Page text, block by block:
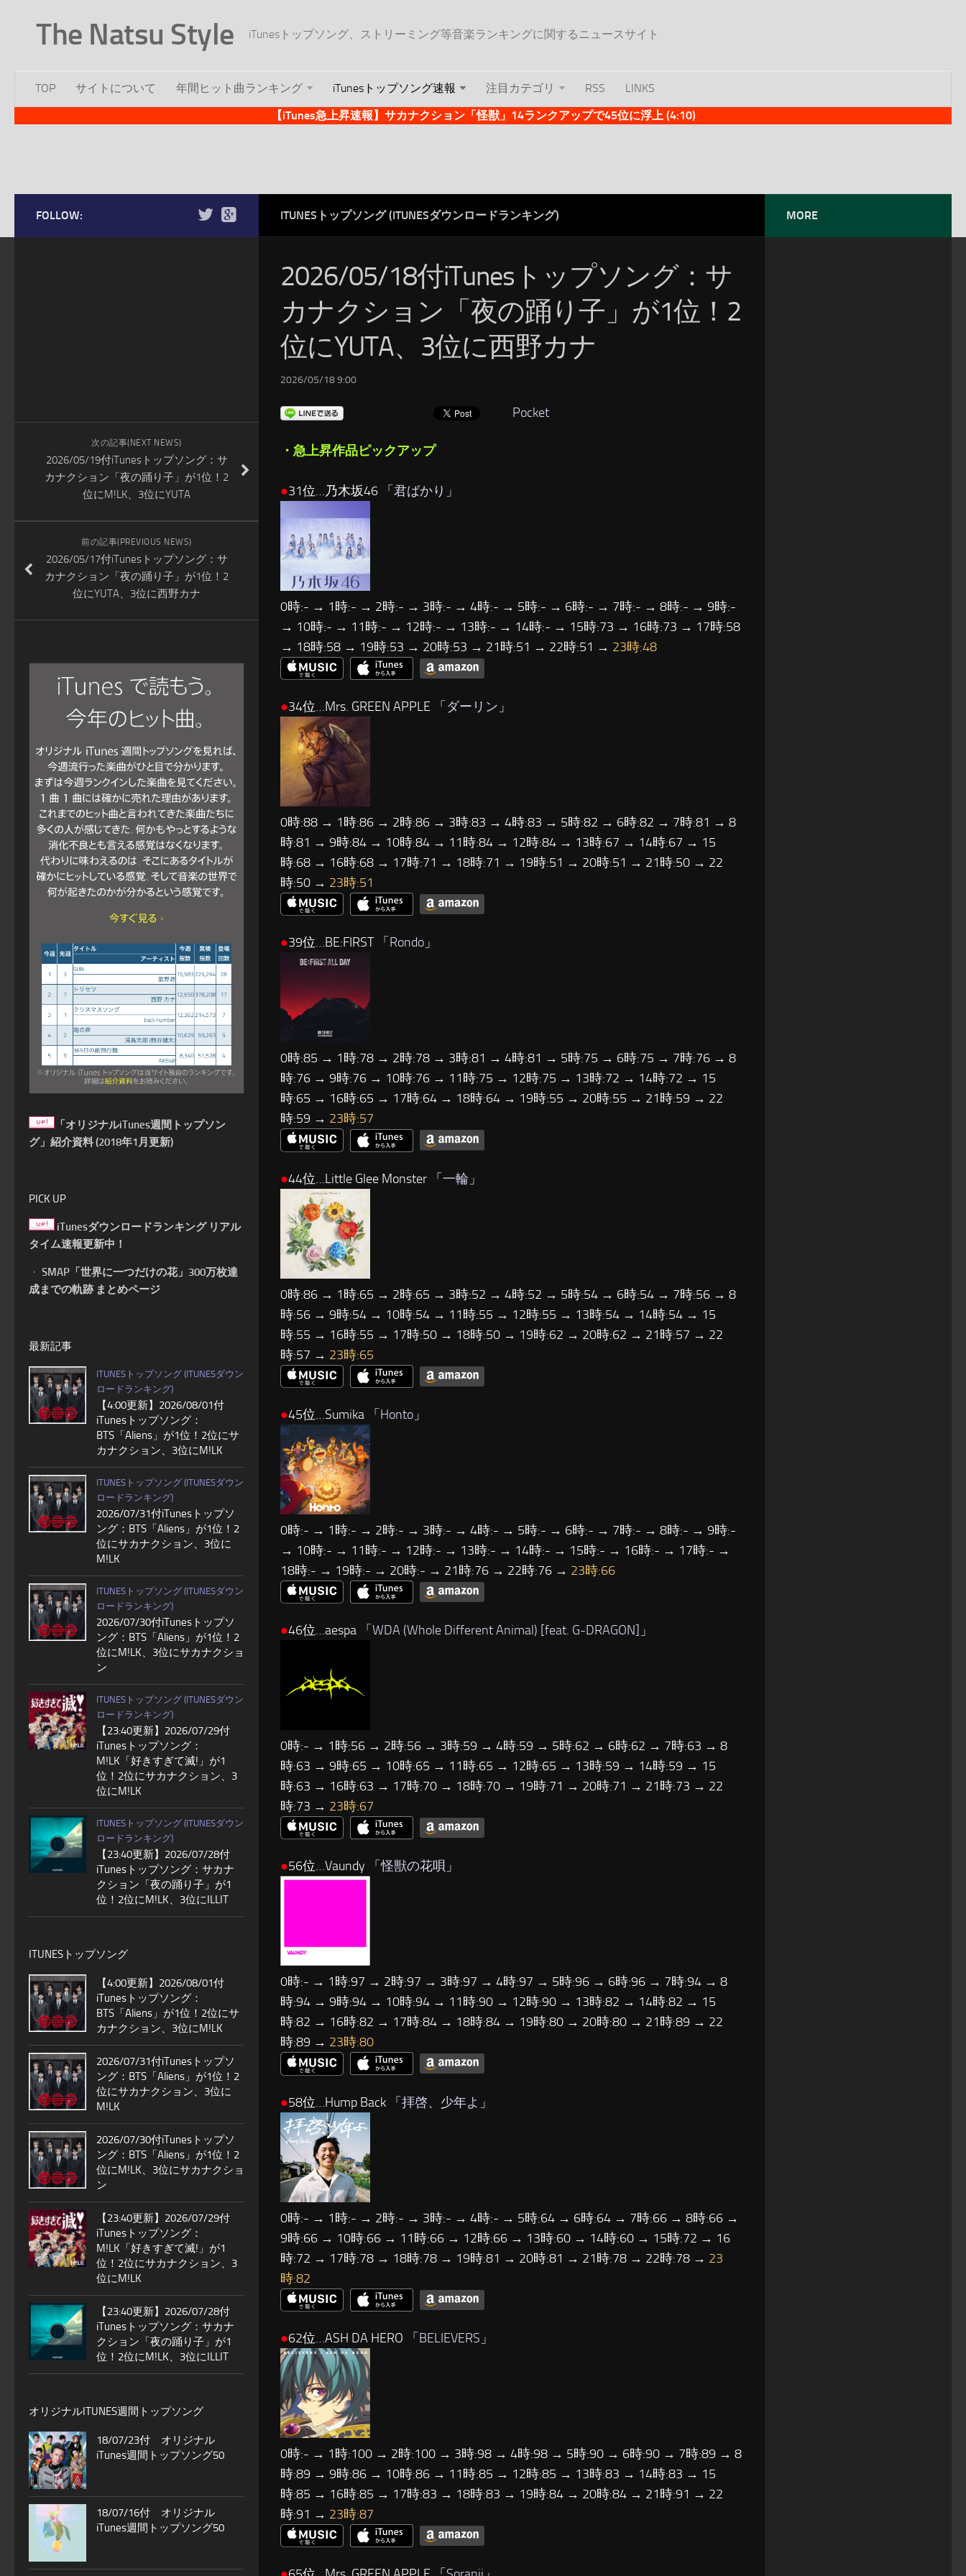
The Natsu Style iTunesトップソング、ストリーミング等音楽ランキングに関するニュースサイト
TOP サイトについて 年間ヒット曲ランキング iTunesトップソング速報 注目カテゴリ RSS
LINKS
【iTunes急上昇速報】サカナクション「怪獣」14ランクアップで45位に浮上 (4:10)
ITUNESトップソング (ITUNESダウンロードランキング)
2026/05/18付iTunesトップソング：サ
カナクション「夜の踊り子」が1位！2
位にYUTA、3位に西野カナ
2026/05/18 9:00
Pocket
・急上昇作品ピックアップ
●31位…乃木坂46 「 君ばかり 」
0時:- → 1時:- → 2時:- → 3時:- → 4時:- → 5時:- → 6時:- → 7時:- → 8時:- → 9時:-
→ 10時:- → 11時:- → 12時:- → 13時:- → 14時:- → 15時:73 → 16時:73 → 17時:58
→ 18時:58 → 19時:53 → 20時:53 → 21時:51 → 22時:51 → 23時:48
●34位…Mrs. GREEN APPLE 「 ダーリン 」
0時:88 → 1時:86 → 2時:86 → 3時:83 → 4時:83 → 5時:82 → 6時:82 → 7時:81 → 8
時:81 → 9時:84 → 10時:84 → 11時:84 → 12時:84 → 13時:67 → 14時:67 → 15
時:68 → 16時:68 → 17時:71 → 18時:71 → 19時:51 → 20時:51 → 21時:50 → 22
時:50 → 23時:51
●39位…BE:FIRST 「 Rondo 」
0時:85 → 1時:78 → 2時:78 → 3時:81 → 4時:81 → 5時:75 → 6時:75 → 7時:76 → 8
時:76 → 9時:76 → 10時:76 → 11時:75 → 12時:75 → 13時:72 → 14時:72 → 15
時:65 → 16時:65 → 17時:64 → 18時:64 → 19時:55 → 20時:55 → 21時:59 → 22
時:59 → 23時:57
●44位…Little Glee Monster 「一輪 」
0時:86 → 1時:65 → 2時:65 → 3時:52 → 4時:52 → 5時:54 → 6時:54 → 7時:56 → 8
時:56 → 9時:54 → 10時:54 → 11時:55 → 12時:55 → 13時:54 → 14時:54 → 15
時:55 → 16時:55 → 17時:50 → 18時:50 → 19時:62 → 20時:62 → 21時:57 → 22
時:57 → 23時:65
●45位…Sumika 「 Honto 」
0時:- → 1時:- → 2時:- → 3時:- → 4時:- → 5時:- → 6時:- → 7時:- → 8時:- → 9時:-
→ 10時:- → 11時:- → 12時:- → 13時:- → 14時:- → 15時:- → 16時:- → 17時:- →
18時:- → 19時:- → 20時:- → 21時:76 → 22時:76 → 23時:66
●46位…aespa 「 WDA (Whole Different Animal) [feat. G-DRAGON] 」
0時:- → 1時:56 → 2時:56 → 3時:59 → 4時:59 → 5時:62 → 6時:62 → 7時:63 → 8
時:63 → 9時:65 → 10時:65 → 11時:65 → 12時:65 → 13時:59 → 14時:59 → 15
時:63 → 16時:63 → 17時:70 → 18時:70 → 19時:71 → 20時:71 → 21時:73 → 22
時:73 → 23時:67
●56位…Vaundy 「怪獣の花唄 」
0時:- → 1時:97 → 2時:97 → 3時:97 → 4時:97 → 5時:96 → 6時:96 → 7時:94 → 8
時:94 → 9時:94 → 10時:94 → 11時:90 → 12時:90 → 13時:82 → 14時:82 → 15
時:82 → 16時:82 → 17時:84 → 18時:84 → 19時:80 → 20時:80 → 21時:89 → 22
時:89 → 23時:80
●58位…Hump Back 「拝啓、少年よ 」
0時:- → 1時:- → 2時:- → 3時:- → 4時:- → 5時:64 → 6時:64 → 7時:66 → 8時:66 →
9時:66 → 10時:66 → 11時:66 → 12時:66 → 13時:60 → 14時:60 → 15時:72 → 16
時:72 → 17時:78 → 18時:78 → 19時:81 → 20時:81 → 21時:78 → 22時:78 → 23
時:82
●62位…ASH DA HERO 「 BELIEVERS 」
0時:- → 1時:100 → 2時:100 → 3時:98 → 4時:98 → 5時:90 → 6時:90 → 7時:89 → 8
時:89 → 9時:86 → 10時:86 → 11時:85 → 12時:85 → 13時:83 → 14時:83 → 15
時:85 → 16時:85 → 17時:83 → 18時:83 → 19時:84 → 20時:84 → 21時:91 → 22
時:91 → 23時:87
FOLLOW:
次の記事(NEXT NEWS)
2026/05/19付iTunesトップソング：サ
カナクション「夜の踊り子」が1位！2
位にM!LK、3位にYUTA
前の記事(PREVIOUS NEWS)
2026/05/17付iTunesトップソング：サ
カナクション「夜の踊り子」が1位！2
位にYUTA、3位に西野カナ
「オリジナルiTunes週間トップソン
グ」紹介資料 (2018年1月更新)
PICK UP
iTunesダウンロードランキング リアル
タイム速報更新中！
・ SMAP「世界に一つだけの花」300万枚達
成までの軌跡 まとめページ
最新記事
ITUNESトップソング (ITUNESダウン
ロードランキング)
【4:00更新】2026/08/01付
iTunesトップソング：
BTS「Aliens」が1位！2位にサ
カナクション、3位にM!LK
ITUNESトップソング (ITUNESダウン
ロードランキング)
2026/07/31付iTunesトップソ
ング：BTS「Aliens」が1位！2
位にサカナクション、3位に
M!LK
ITUNESトップソング (ITUNESダウン
ロードランキング)
2026/07/30付iTunesトップソ
ング：BTS「Aliens」が1位！2
位にM!LK、3位にサカナクショ
ン
ITUNESトップソング (ITUNESダウン
ロードランキング)
【23:40更新】2026/07/29付
iTunesトップソング：
M!LK「好きすぎて滅!」が1
位！2位にサカナクション、3
位にM!LK
ITUNESトップソング (ITUNESダウン
ロードランキング)
【23:40更新】2026/07/28付
iTunesトップソング：サカナ
クション「夜の踊り子」が1
位！2位にM!LK、3位にILLIT
ITUNESトップソング
【4:00更新】2026/08/01付
iTunesトップソング：
BTS「Aliens」が1位！2位にサ
カナクション、3位にM!LK
2026/07/31付iTunesトップソ
ング：BTS「Aliens」が1位！2
位にサカナクション、3位に
M!LK
2026/07/30付iTunesトップソ
ング：BTS「Aliens」が1位！2
位にM!LK、3位にサカナクショ
ン
【23:40更新】2026/07/29付
iTunesトップソング：
M!LK「好きすぎて滅!」が1
位！2位にサカナクション、3
位にM!LK
【23:40更新】2026/07/28付
iTunesトップソング：サカナ
クション「夜の踊り子」が1
位！2位にM!LK、3位にILLIT
オリジナルITUNES週間トップソング
18/07/23付 オリジナル
iTunes週間トップソング50
18/07/16付 オリジナル
iTunes週間トップソング50
MORE